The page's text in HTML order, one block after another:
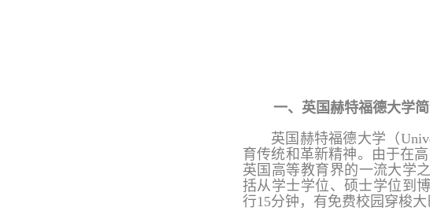
一、英国赫特福德大学
英国赫特福德大学（
育传统和革新精神。由于在
英国高等教育界的一流大学
括从学士学位、硕士学位到
行15分钟，有免费校园穿梭